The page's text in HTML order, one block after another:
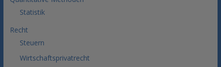
Statistik
Recht
Steuern
Wirtschaftsprivatrecht